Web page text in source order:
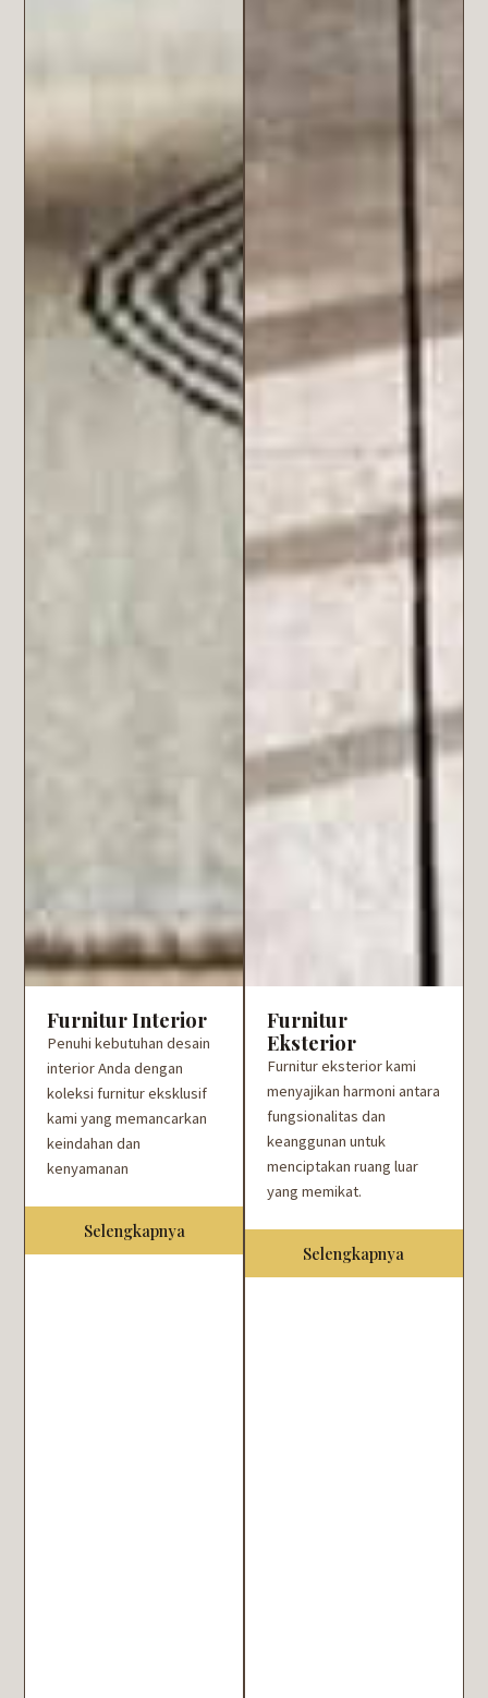
Furnitur Interior
Penuhi kebutuhan desain
interior Anda dengan
koleksi furnitur eksklusif
kami yang memancarkan
keindahan dan
kenyamanan
Selengkapnya
Furnitur
Eksterior
Furnitur eksterior kami
menyajikan harmoni antara
fungsionalitas dan
keanggunan untuk
menciptakan ruang luar
yang memikat.
Selengkapnya